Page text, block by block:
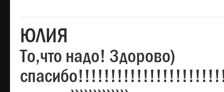
ЮЛИЯ
То,что надо! Здорово)